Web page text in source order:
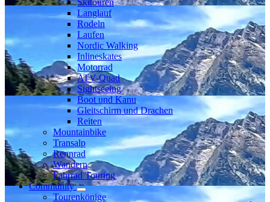
Skitouren
Langlauf
Rodeln
Laufen
Nordic Walking
Inlineskates
Motorrad
ATV-Quad
Sightseeing
Boot und Kanu
Gleitschirm und Drachen
Reiten
Mountainbike
Transalp
Rennrad
Wandern
Fahrrad Touring
Community
Tourenkönige